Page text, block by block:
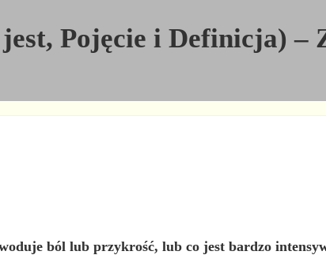
Pojęcie i Definicja) –
ból lub przykrość, lub co jest bardzo